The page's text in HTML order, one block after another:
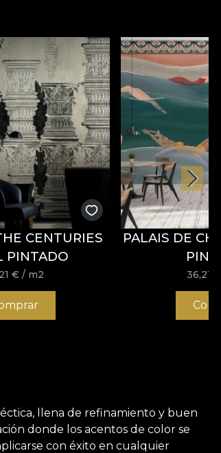
CENTURIES
PINTADO
€ / m2
PALAIS DE
36,21
llena de refinamiento y buen
donde los acentos de color se
con éxito en cualquier